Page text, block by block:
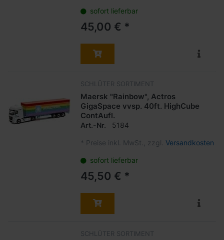
sofort lieferbar
45,00 € *
SCHLÜTER SORTIMENT
Maersk "Rainbow", Actros
GigaSpace vvsp. 40ft. HighCube
ContAufl.
Art.-Nr. 5184
* Preise inkl. MwSt., zzgl. Versandkosten
sofort lieferbar
45,50 € *
SCHLÜTER SORTIMENT